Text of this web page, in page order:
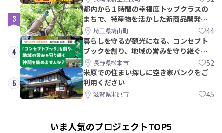
3
都内から１時間の幸福度トップクラスの
まちで、特産物を活かした新商品開発＆
PRメンバー募集！
埼玉県鳩山町 44
4
暮らしを守るが観光になる。コンセプト
ブックを創り、地域の営みを守り継ぐ仲
間を集めませんか？
長野県松本市 52
5
米原での住まい探しに空き家バンクをご
利用ください
滋賀県米原市 45
いま人気のプロジェクトTOP5